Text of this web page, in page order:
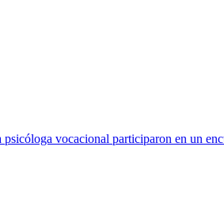
vocacional participaron en un